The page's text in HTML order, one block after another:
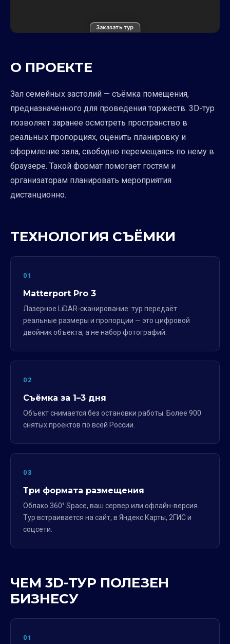
Заказать тур
О ПРОЕКТЕ
Зал семейных застолий — съёмка помещения,
предназначенного для проведения торжеств. 3D-тур
позволяет заранее осмотреть пространство в
реальных пропорциях, оценить планировку и
оформление зала, свободно перемещаясь по нему в
браузере. Такой формат помогает гостям и
организаторам планировать мероприятия
дистанционно.
ТЕХНОЛОГИЯ СЪЁМКИ
01
Matterport Pro 3
Лазерное LiDAR-сканирование: тур передаёт
реальные размеры и пропорции — это цифровой
двойник объекта, а не набор фотографий.
02
Съёмка за 1–3 дня
Объект снимается без остановки работы. Более 900
снятых проектов по всей России.
03
Три формата размещения
Облако 360° Space, ваш сервер или офлайн-версия.
Тур встраивается на сайт, в Яндекс.Карты, 2ГИС и
соцсети.
ЧЕМ 3D-ТУР ПОЛЕЗЕН
БИЗНЕСУ
01